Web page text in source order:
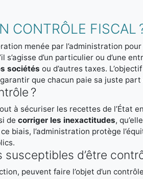
CONTRÔLE FISCAL
menée par l’administration
s’agisse d’un particulier ou d’une
sociétés ou d’autres taxes.
que chacun paie sa juste part
?
à sécuriser les recettes de l’État
de corriger les inexactitudes,
biais, l’administration protège
susceptibles d’être
peuvent faire l’objet d’un